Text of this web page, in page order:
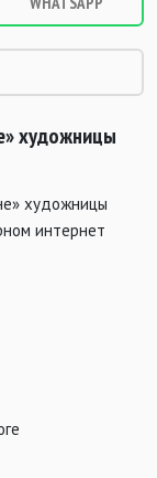
художницы
художницы
интернет